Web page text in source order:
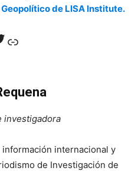
de LISA Institute.
Enlace
investigadora
internacional y
de Investigación de